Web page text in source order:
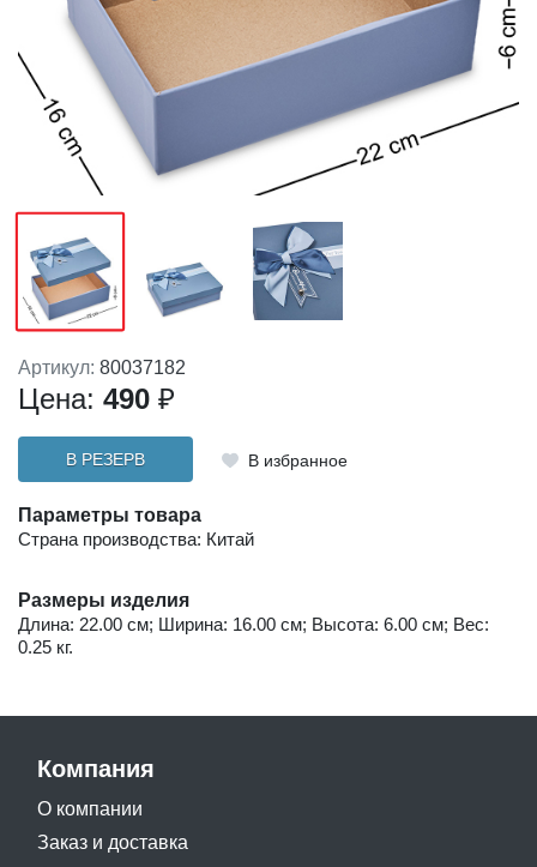
Артикул: 80037182
Цена: 490 ₽
В РЕЗЕРВ В избранное
Параметры товара
Страна производства: Китай
Размеры изделия
Длина: 22.00 см; Ширина: 16.00 см; Высота: 6.00 см; Вес:
0.25 кг.
Компания
О компании
Заказ и доставка